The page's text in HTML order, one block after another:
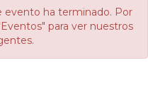
evento ha terminado. Por
para ver nuestros